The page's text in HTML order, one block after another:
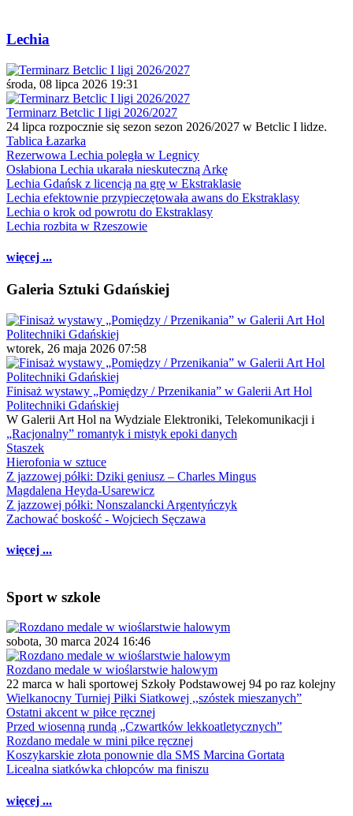
Lechia
środa, 08 lipca 2026 19:31
Terminarz Betclic I ligi 2026/2027
24 lipca rozpocznie się sezon sezon 2026/2027 w Betclic I lidze.
Tablica Łazarka
Rezerwowa Lechia poległa w Legnicy
Osłabiona Lechia ukarała nieskuteczną Arkę
Lechia Gdańsk z licencją na grę w Ekstraklasie
Lechia efektownie przypieczętowała awans do Ekstraklasy
Lechia o krok od powrotu do Ekstraklasy
Lechia rozbita w Rzeszowie
więcej ...
Galeria Sztuki Gdańskiej
wtorek, 26 maja 2026 07:58
Finisaż wystawy „Pomiędzy / Przenikania” w Galerii Art Hol
Politechniki Gdańskiej
W Galerii Art Hol na Wydziale Elektroniki, Telekomunikacji i
„Racjonalny” romantyk i mistyk epoki danych
Staszek
Hierofonia w sztuce
Z jazzowej półki: Dziki geniusz – Charles Mingus
Magdalena Heyda-Usarewicz
Z jazzowej półki: Nonszalancki Argentyńczyk
Zachować boskość - Wojciech Sęczawa
więcej ...
Sport w szkole
sobota, 30 marca 2024 16:46
Rozdano medale w wioślarstwie halowym
22 marca w hali sportowej Szkoły Podstawowej 94 po raz kolejny
Wielkanocny Turniej Piłki Siatkowej ,,szóstek mieszanych”
Ostatni akcent w piłce ręcznej
Przed wiosenną rundą „Czwartków lekkoatletycznych”
Rozdano medale w mini piłce ręcznej
Koszykarskie złota ponownie dla SMS Marcina Gortata
Licealna siatkówka chłopców ma finiszu
więcej ...